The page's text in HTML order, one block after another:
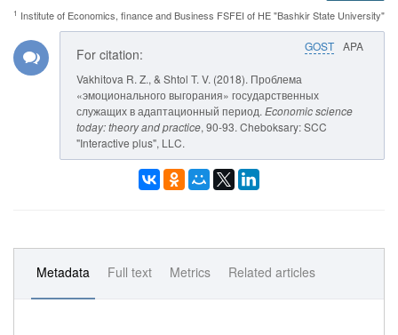
1 Institute of Economics, finance and Business FSFEI of HE "Bashkir State University"
GOST APA
For citation:
Vakhitova R. Z., & Shtol T. V. (2018). Проблема
«эмоционального выгорания» государственных
служащих в адаптационный период. Economic science
today: theory and practice, 90-93. Cheboksary: SCC
"Interactive plus", LLC.
Metadata Full text Metrics Related articles